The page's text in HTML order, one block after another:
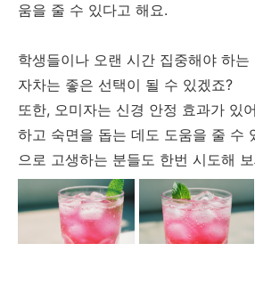
움을 줄 수 있다고 해요.
학생들이나 오랜 시간 집중해야 하는
자차는 좋은 선택이 될 수 있겠죠?
또한, 오미자는 신경 안정 효과가 있
하고 숙면을 돕는 데도 도움을 줄 수
으로 고생하는 분들도 한번 시도해